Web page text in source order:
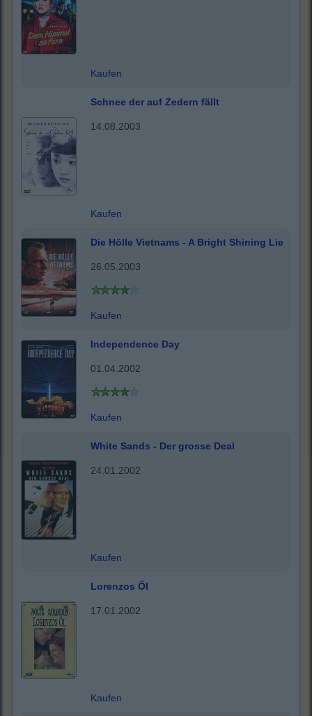
Kaufen
Schnee der auf Zedern fällt
14.08.2003
Kaufen
Die Hölle Vietnams - A Bright Shining Lie
26.05.2003
Kaufen
Independence Day
01.04.2002
Kaufen
White Sands - Der grosse Deal
24.01.2002
Kaufen
Lorenzos Öl
17.01.2002
Kaufen